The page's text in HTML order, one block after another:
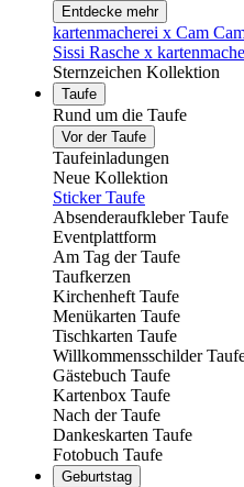
Entdecke mehr
kartenmacherei x Cam
Sissi Rasche x
Sternzeichen Kollektion
Taufe
Rund um die Taufe
Vor der Taufe
Taufeinladungen
Neue Kollektion
Sticker Taufe
Absenderaufkleber Taufe
Eventplattform
Am Tag der Taufe
Taufkerzen
Kirchenheft Taufe
Menükarten Taufe
Tischkarten Taufe
Willkommensschilder
Gästebuch Taufe
Kartenbox Taufe
Nach der Taufe
Dankeskarten Taufe
Fotobuch Taufe
Geburtstag